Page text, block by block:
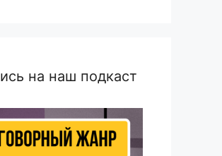
на наш подкаст